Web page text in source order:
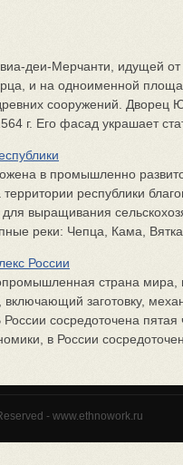
деи-Мерчанти, идущей от
и на одноименной
сооружений. Дворец
г. Его фасад укра­шает
в промышленно
республики
выращивания
реки: Чепца, Кама,
России
страна
включающий заготовку,
сосредоточена
в России
- www.ethnowork.ru